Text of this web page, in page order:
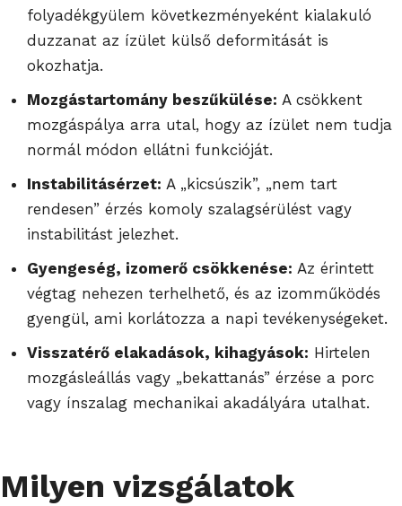
folyadékgyülem következményeként kialakuló
duzzanat az ízület külső deformitását is
okozhatja.
Mozgástartomány beszűkülése: A csökkent
mozgáspálya arra utal, hogy az ízület nem tudja
normál módon ellátni funkcióját.
Instabilitásérzet: A „kicsúszik”, „nem tart
rendesen” érzés komoly szalagsérülést vagy
instabilitást jelezhet.
Gyengeség, izomerő csökkenése: Az érintett
végtag nehezen terhelhető, és az izomműködés
gyengül, ami korlátozza a napi tevékenységeket.
Visszatérő elakadások, kihagyások: Hirtelen
mozgásleállás vagy „bekattanás” érzése a porc
vagy ínszalag mechanikai akadályára utalhat.
Milyen vizsgálatok